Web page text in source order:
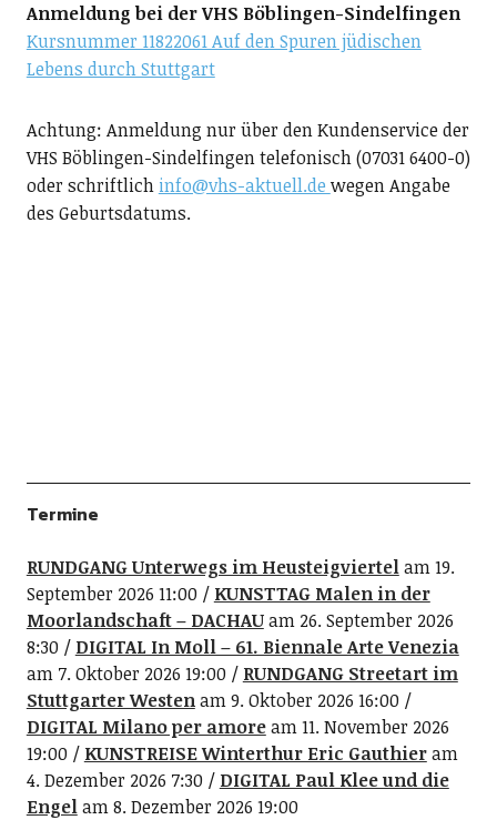
Anmeldung bei der VHS Böblingen-Sindelfingen
Kursnummer 11822061 Auf den Spuren jüdischen
Lebens durch Stuttgart
Achtung: Anmeldung nur über den Kundenservice der
VHS Böblingen-Sindelfingen telefonisch (07031 6400-0)
oder schriftlich info@vhs-aktuell.de wegen Angabe
des Geburtsdatums.
Termine
RUNDGANG Unterwegs im Heusteigviertelam 19.
September 2026 11:00
KUNSTTAG Malen in der
Moorlandschaft – DACHAUam 26. September 2026
8:30
DIGITAL In Moll – 61. Biennale Arte Venezia
am 7. Oktober 2026 19:00
RUNDGANG Streetart im
Stuttgarter Westenam 9. Oktober 2026 16:00
DIGITAL Milano per amoream 11. November 2026
19:00
KUNSTREISE Winterthur Eric Gauthieram
4. Dezember 2026 7:30
DIGITAL Paul Klee und die
Engelam 8. Dezember 2026 19:00